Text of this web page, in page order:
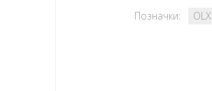
Позначки: OLX